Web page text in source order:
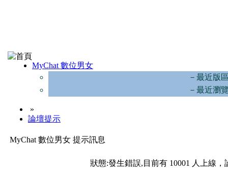
MyChat 數位男女
－最近版
－最近瀏
»
論壇提示
MyChat 數位男女 提示訊息
狀態:發生錯誤,目前有 10001 人上線